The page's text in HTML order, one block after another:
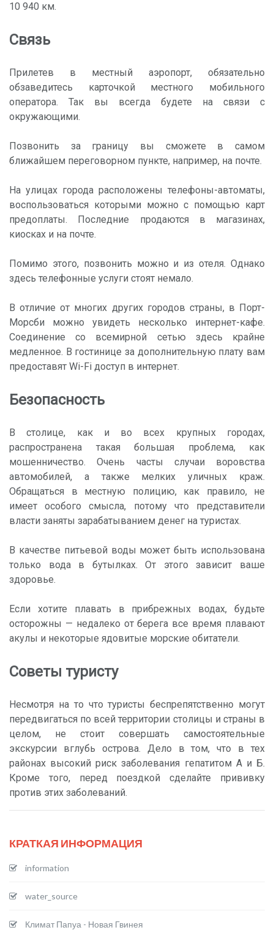
10 940 км.
Связь
Прилетев в местный аэропорт, обязательно
обзаведитесь карточкой местного мобильного
оператора. Так вы всегда будете на связи с
окружающими.
Позвонить за границу вы сможете в самом
ближайшем переговорном пункте, например, на почте.
На улицах города расположены телефоны-автоматы,
воспользоваться которыми можно с помощью карт
предоплаты. Последние продаются в магазинах,
киосках и на почте.
Помимо этого, позвонить можно и из отеля. Однако
здесь телефонные услуги стоят немало.
В отличие от многих других городов страны, в Порт-
Морсби можно увидеть несколько интернет-кафе.
Соединение со всемирной сетью здесь крайне
медленное. В гостинице за дополнительную плату вам
предоставят Wi-Fi доступ в интернет.
Безопасность
В столице, как и во всех крупных городах,
распространена такая большая проблема, как
мошенничество. Очень часты случаи воровства
автомобилей, а также мелких уличных краж.
Обращаться в местную полицию, как правило, не
имеет особого смысла, потому что представители
власти заняты зарабатыванием денег на туристах.
В качестве питьевой воды может быть использована
только вода в бутылках. От этого зависит ваше
здоровье.
Если хотите плавать в прибрежных водах, будьте
осторожны — недалеко от берега все время плавают
акулы и некоторые ядовитые морские обитатели.
Советы туристу
Несмотря на то что туристы беспрепятственно могут
передвигаться по всей территории столицы и страны в
целом, не стоит совершать самостоятельные
экскурсии вглубь острова. Дело в том, что в тех
районах высокий риск заболевания гепатитом А и Б.
Кроме того, перед поездкой сделайте прививку
против этих заболеваний.
КРАТКАЯ ИНФОРМАЦИЯ
information
water_source
Климат Папуа - Новая Гвинея